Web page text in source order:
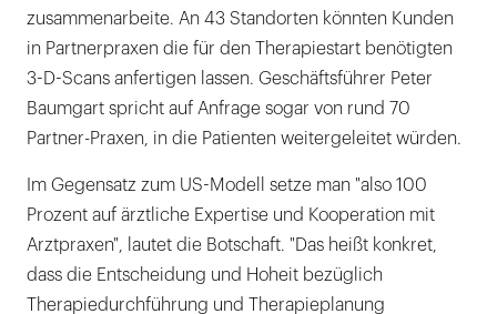
zusammenarbeite. An 43 Standorten könnten Kunden
in Partnerpraxen die für den Therapiestart benötigten
3-D-Scans anfertigen lassen. Geschäftsführer Peter
Baumgart spricht auf Anfrage sogar von rund 70
Partner-Praxen, in die Patienten weitergeleitet würden.
Im Gegensatz zum US-Modell setze man "also 100
Prozent auf ärztliche Expertise und Kooperation mit
Arztpraxen", lautet die Botschaft. "Das heißt konkret,
dass die Entscheidung und Hoheit bezüglich
Therapiedurchführung und Therapieplanung